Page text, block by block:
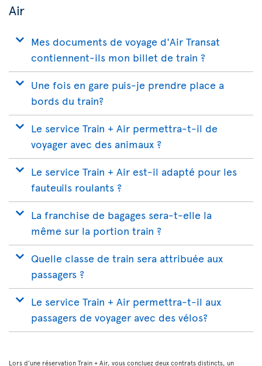
Air
Mes documents de voyage d'Air Transat
contiennent-ils mon billet de train ?
Une fois en gare puis-je prendre place a
bords du train?
Le service Train + Air permettra-t-il de
voyager avec des animaux ?
Le service Train + Air est-il adapté pour les
fauteuils roulants ?
La franchise de bagages sera-t-elle la
même sur la portion train ?
Quelle classe de train sera attribuée aux
passagers ?
Le service Train + Air permettra-t-il aux
passagers de voyager avec des vélos?
Lors d’une réservation Train + Air, vous concluez deux contrats distincts, un